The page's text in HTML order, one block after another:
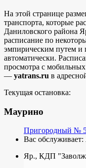
На этой странице
транспорта, которые
Даниловского района
расписание по
эмпирическим путем и
автоматически.
просмотра с мобильных
— yatrans.ru в
Текущая остановка:
Маурино
Пригородный №
Вас обслуживает:
Яр., КДП